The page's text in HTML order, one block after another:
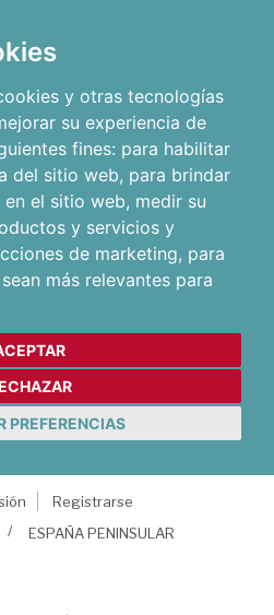
y otras tecnologías
su experiencia de
fines: para habilitar
del sitio web, para brindar
en el sitio web, medir su
y servicios y
de marketing, para
más relevantes para
PREFERENCIAS
Registrarse
ESPAÑA PENINSULAR